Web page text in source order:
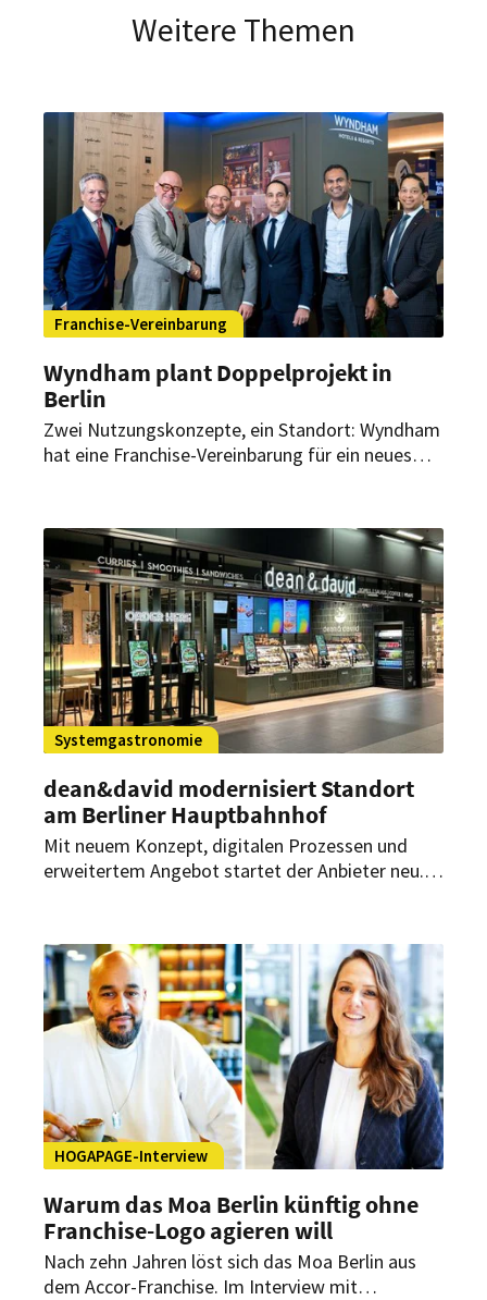
Weitere Themen
Franchise-Vereinbarung
Wyndham plant Doppelprojekt in
Berlin
Zwei Nutzungskonzepte, ein Standort: Wyndham
hat eine Franchise-Vereinbarung für ein neues
Reinickendorf Deutschlands erstes Ramada
Residences by Wyndham sowie das zweite
Ramada Encore by Wyndham.
Systemgastronomie
dean&david modernisiert Standort
am Berliner Hauptbahnhof
Mit neuem Konzept, digitalen Prozessen und
erweitertem Angebot startet der Anbieter neu.
HOGAPAGE-Interview
Warum das Moa Berlin künftig ohne
Franchise-Logo agieren will
Nach zehn Jahren löst sich das Moa Berlin aus
dem Accor-Franchise. Im Interview mit